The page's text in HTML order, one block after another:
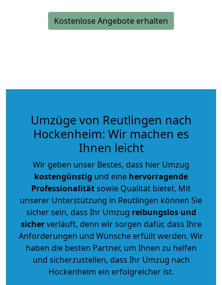
Kostenlose Angebote erhalten
Umzüge von Reutlingen nach
Hockenheim: Wir machen es
Ihnen leicht
Wir geben unser Bestes, dass hier Umzug
kostengünstig und eine hervorragende
Professionalitätsowie Qualität bietet. Mit
unserer Unterstützung in Reutlingen können Sie
sicher sein, dass Ihr Umzug reibungslos und
sicherverläuft, denn wir sorgen dafür, dass Ihre
Anforderungen und Wünsche erfüllt werden. Wir
haben die besten Partner, um Ihnen zu helfen
und sicherzustellen, dass Ihr Umzug nach
Hockenheim ein erfolgreicher ist.